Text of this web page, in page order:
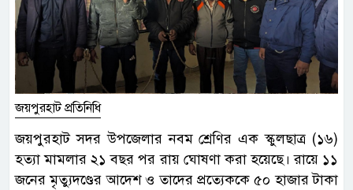
জয়পুরহাট প্রতিনিধি
জয়পুরহাট সদর উপজেলার নবম শ্রেণির এক স্কুলছাত্র (১৬)
হত্যা মামলার ২১ বছর পর রায় ঘোষণা করা হয়েছে। রায়ে ১১
জনের মৃত্যুদণ্ডের আদেশ ও তাদের প্রত্যেককে ৫০ হাজার টাকা